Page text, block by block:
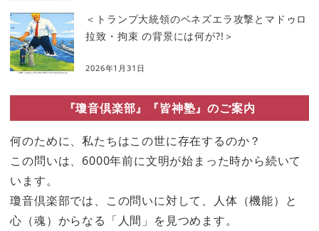
＜トランプ大統領のベネズエラ攻撃とマドゥロ
拉致・拘束 の背景には何が?!＞
2026年1月31日
『瓊音倶楽部』『皆神塾』のご案内
何のために、私たちはこの世に存在するのか？
この問いは、6000年前に文明が始まった時から続いて
います。
瓊音倶楽部では、この問いに対して、人体（機能）と
心（魂）からなる「人間」を見つめます。